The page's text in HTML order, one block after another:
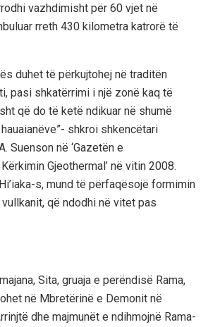
vazhdimisht për 60 vjet në
rreth 430 kilometra katrorë të
duhet të përkujtohej në traditën
pasi shkatërrimi i një zonë kaq të
që do të ketë ndikuar në shumë
shkroi shkencëtari
Suenson në ‘Gazetën e
Gjeothermal’ në vitin 2008.
s, mund të përfaqësojë formimin
që ndodhi në vitet pas
Sita, gruaja e perëndisë Rama,
në Mbretërinë e Demonit në
dhe majmunët e ndihmojnë Rama-